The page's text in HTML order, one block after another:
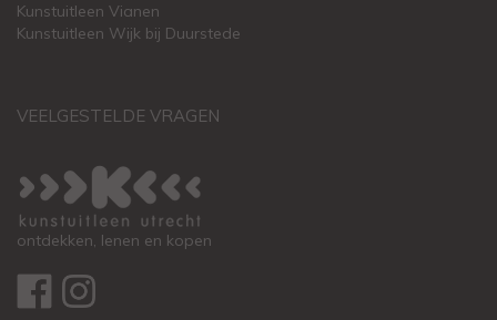
Kunstuitleen Vianen
Kunstuitleen Wijk bij Duurstede
VEELGESTELDE VRAGEN
ontdekken, lenen en kopen